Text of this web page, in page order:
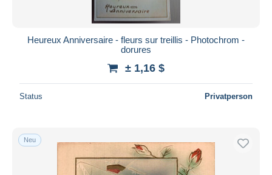
Heureux Anniversaire - fleurs sur treillis - Photochrom -
dorures
± 1,16 $
Status Privatperson
Neu